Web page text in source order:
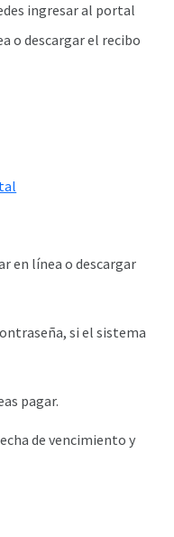
ingresar al portal
o descargar el recibo
en línea o descargar
si el sistema
pagar.
de vencimiento y